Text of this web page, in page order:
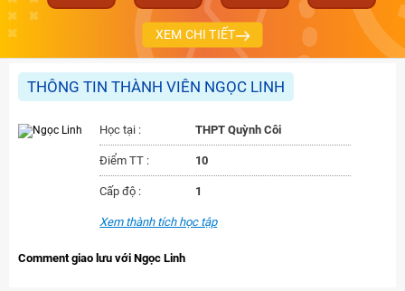
XEM CHI TIẾT
THÔNG TIN THÀNH VIÊN NGỌC LINH
Học tại : THPT Quỳnh Côi
Điểm TT : 10
Cấp độ : 1
Xem thành tích học tập
Comment giao lưu với Ngọc Linh